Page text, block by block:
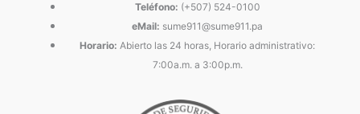
Teléfono: (+507) 524-0100
eMail: sume911@sume911.pa
Horario: Abierto las 24 horas, Horario administrativo:
7:00a.m. a 3:00p.m.